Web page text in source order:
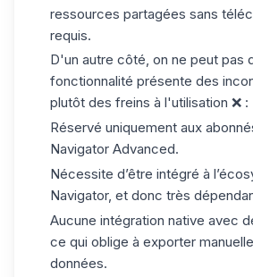
ressources partagées sans
requis.
D'un autre côté, on ne peut pas
fonctionnalité présente des
plutôt des freins à l'utilisation ❌ :
Réservé uniquement aux
Navigator Advanced.
Nécessite d’être intégré à
Navigator, et donc très
Aucune intégration native avec
ce qui oblige à exporter
données.